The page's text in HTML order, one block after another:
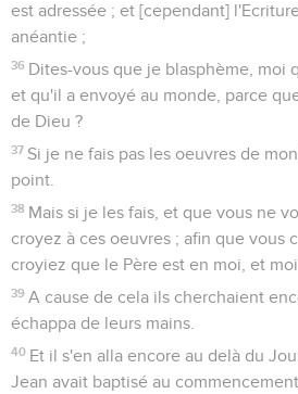
est adressée ; et [cependant]
anéantie ;
36 Dites-vous que je blasphème, moi
et qu'il a envoyé au monde, parce
de Dieu ?
37 Si je ne fais pas les oeuvres de
point.
38 Mais si je les fais, et que vous ne
croyez à ces oeuvres ; afin que vous
croyiez que le Père est en moi, et moi
39 A cause de cela ils cherchaient
échappa de leurs mains.
40 Et il s'en alla encore au delà du
Jean avait baptisé au